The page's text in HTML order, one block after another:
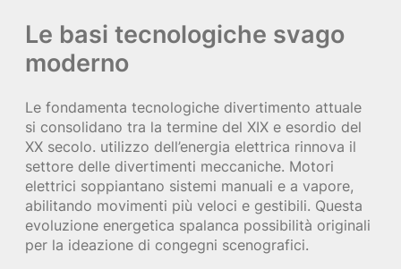
Le basi tecnologiche svago
moderno
Le fondamenta tecnologiche divertimento attuale
si consolidano tra la termine del XIX e esordio del
XX secolo. utilizzo dell’energia elettrica rinnova il
settore delle divertimenti meccaniche. Motori
elettrici soppiantano sistemi manuali e a vapore,
abilitando movimenti più veloci e gestibili. Questa
evoluzione energetica spalanca possibilità originali
per la ideazione di congegni scenografici.